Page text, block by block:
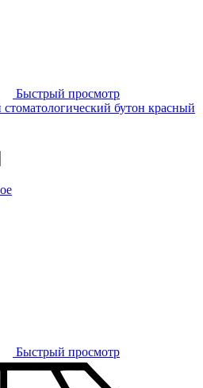
Быстрый просмотр
бутон красный
Быстрый просмотр